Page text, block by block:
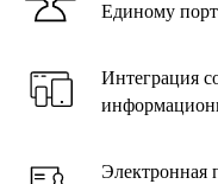
Единому
Интеграция
Электронная